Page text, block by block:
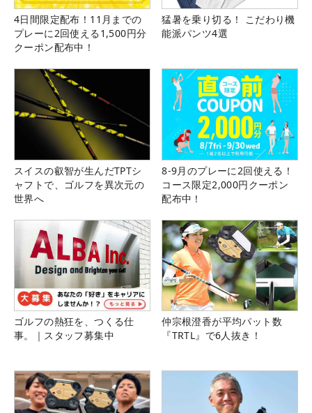
4日間限定配布！11月までの
プレーに2回使える1,500円分
クーポン配布中！
猛暑を乗り切る！ こだわり機
能派パンツ4選
スイスの叡智が生んだTPTシ
ャフトで、ゴルフを異次元の
世界へ
8-9月のプレーに2回使える！
コース限定2,000円クーポン
配布中！
ゴルフの熱狂を、つくる仕
事。｜スタッフ募集中
仲宗根澄香が平均パット数
『TRTL』で6人抜き！